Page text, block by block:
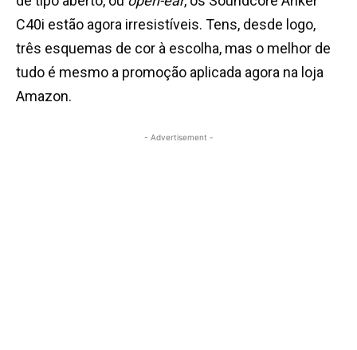
C40i estão agora irresistíveis. Tens, desde logo,
três esquemas de cor à escolha, mas o melhor de
tudo é mesmo a promoção aplicada agora na loja
Amazon.
- Advertisement -